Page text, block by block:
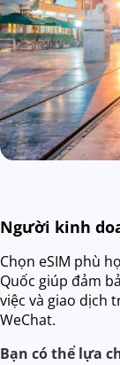
Người kinh
Chọn eSIM phù
Quốc giúp đảm
việc và giao dịch
WeChat.
Bạn có thể lựa